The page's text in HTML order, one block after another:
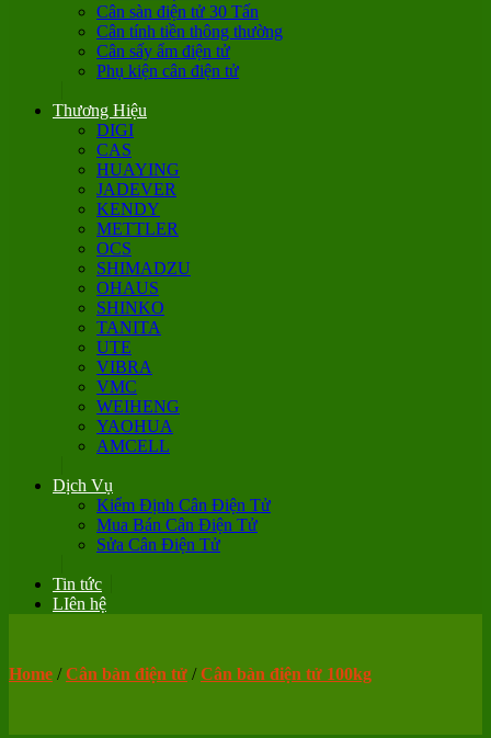
Cân sàn điện tử 30 Tấn
Cân tính tiền thông thường
Cân sấy ẩm điện tử
Phụ kiện cân điện tử
Thương Hiệu
DIGI
CAS
HUAYING
JADEVER
KENDY
METTLER
OCS
SHIMADZU
OHAUS
SHINKO
TANITA
UTE
VIBRA
VMC
WEIHENG
YAOHUA
AMCELL
Dịch Vụ
Kiểm Định Cân Điện Tử
Mua Bán Cân Điện Tử
Sửa Cân Điện Tử
Tin tức
LIên hệ
Home / Cân bàn điện tử / Cân bàn điện tử 100kg